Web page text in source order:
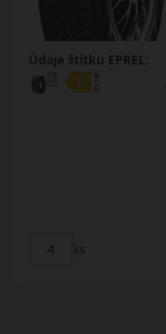
Údaje štítku EPREL:
ks